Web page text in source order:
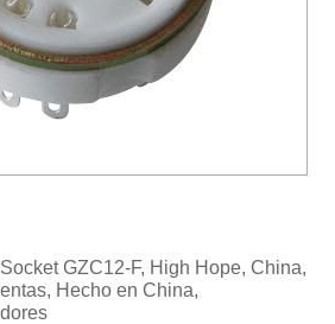
GZC12-F, High Hope, China,
Hecho en China,